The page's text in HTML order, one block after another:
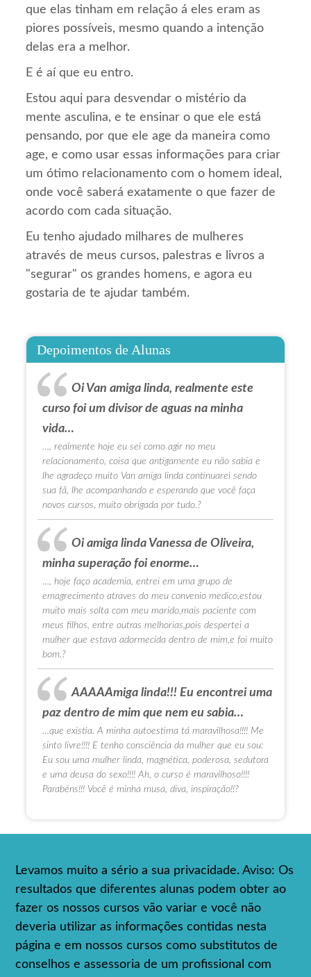
que elas tinham em relação á eles eram as
piores possíveis, mesmo quando a intenção
delas era a melhor.
E é aí que eu entro.
Estou aqui para desvendar o mistério da
mente asculina, e te ensinar o que ele está
pensando, por que ele age da maneira como
age, e como usar essas informações para criar
um ótimo relacionamento com o homem ideal,
onde você saberá exatamente o que fazer de
acordo com cada situação.
Eu tenho ajudado milhares de mulheres
através de meus cursos, palestras e livros a
"segurar" os grandes homens, e agora eu
gostaria de te ajudar também.
Depoimentos de Alunas
Oi Van amiga linda, realmente este
curso foi um divisor de aguas na minha
vida…
…, realmente hoje eu sei como agir no meu
relacionamento, coisa que antigamente eu não sabia e
lhe agradeço muito Van amiga linda continuarei sendo
sua fã, lhe acompanhando e esperando que você faça
novos cursos, muito obrigada por tudo.?
Oi amiga linda Vanessa de Oliveira,
minha superação foi enorme…
…, hoje faço academia, entrei em uma grupo de
emagrecimento atraves do meu convenio medico,estou
muito mais solta com meu marido,mais paciente com
meus filhos, entre outras melhorias,pois despertei a
mulher que estava adormecida dentro de mim,e foi muito
bom.?
AAAAAmiga linda!!! Eu encontrei uma
paz dentro de mim que nem eu sabia…
…que existia. A minha autoestima tá maravilhosa!!!! Me
sinto livre!!!! E tenho consciência da mulher que eu sou:
Eu sou uma mulher linda, magnética, poderosa, sedutora
e uma deusa do sexo!!!! Ah, o curso é maravilhoso!!!!
Parabéns!!! Você é minha musa, diva, inspiração!!?
Levamos muito a sério a sua privacidade. Aviso: Os
resultados que diferentes alunas podem obter ao
fazer os nossos cursos vão variar e você não
deveria utilizar as informações contidas nesta
página e em nossos cursos como substitutos de
conselhos e assessoria de um profissional com